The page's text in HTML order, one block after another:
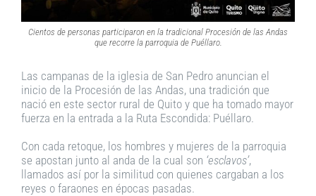
Cientos de personas participaron en la tradicional Procesión de las Andas
que recorre la parroquia de Puéllaro.
Las campanas de la iglesia de San Pedro anuncian el
inicio de la Procesión de las Andas, una tradición que
nació en este sector rural de Quito y que ha tomado mayor
fuerza en la entrada a la Ruta Escondida: Puéllaro.
Con cada retoque, los hombres y mujeres de la parroquia
se apostan junto al anda de la cual son ‘esclavos’,
llamados así por la similitud con quienes cargaban a los
reyes o faraones en épocas pasadas.